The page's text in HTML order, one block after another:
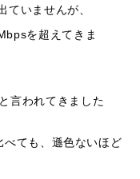
いませんが、
を超えてきま
言われてきました
ても、遜色ないほど